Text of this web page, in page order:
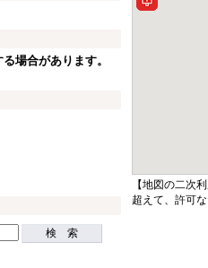
場合があります。
検 索
【地図の二次
超えて、許可